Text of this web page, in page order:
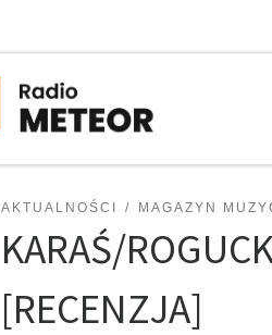
AKTUALNOŚCI MAGAZYN
KARAŚ/
[RECENZJA]